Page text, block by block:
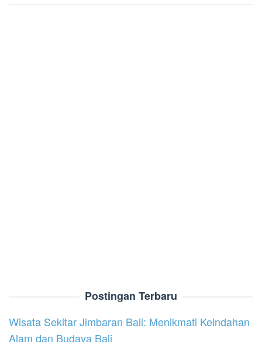
Postingan Terbaru
Wisata Sekitar Jimbaran Bali: Menikmati Keindahan
Alam dan Budaya Bali